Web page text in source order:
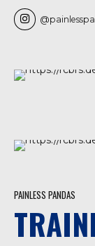
PAINLESS PANDAS